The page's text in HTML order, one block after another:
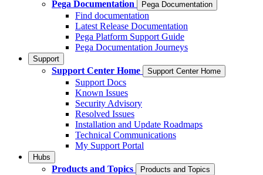
Pega Documentation
Pega Documentation
Find documentation
Latest Release Documentation
Pega Platform Support Guide
Pega Documentation Journeys
Support
Support Center Home Support Center Home
Support Docs
Known Issues
Security Advisory
Resolved Issues
Installation and Update Roadmaps
Technical Communications
My Support Portal
Hubs
Products and Topics Products and Topics